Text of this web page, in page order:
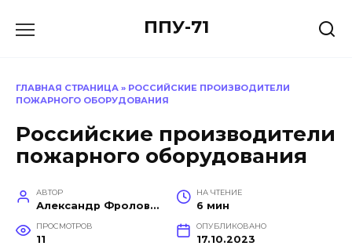
ППУ-71
ГЛАВНАЯ СТРАНИЦА » РОССИЙСКИЕ ПРОИЗВОДИТЕЛИ
ПОЖАРНОГО ОБОРУДОВАНИЯ
Российские производители
пожарного оборудования
АВТОР
Александр Фролов (Инженер, эксперт в построении производств)
НА ЧТЕНИЕ
6 мин
ПРОСМОТРОВ
11
ОПУБЛИКОВАНО
17.10.2023